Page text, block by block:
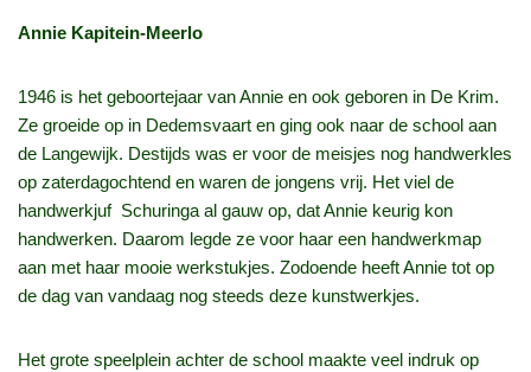
Annie Kapitein‑Meerlo
1946 is het geboortejaar van Annie en ook geboren in De Krim.
Ze groeide op in Dedemsvaart en ging ook naar de school aan
de Langewijk. Destijds was er voor de meisjes nog handwerkles
op zaterdagochtend en waren de jongens vrij. Het viel de
handwerkjuf Schuringa al gauw op, dat Annie keurig kon
handwerken. Daarom legde ze voor haar een handwerkmap
aan met haar mooie werkstukjes. Zodoende heeft Annie tot op
de dag van vandaag nog steeds deze kunstwerkjes.
Het grote speelplein achter de school maakte veel indruk op